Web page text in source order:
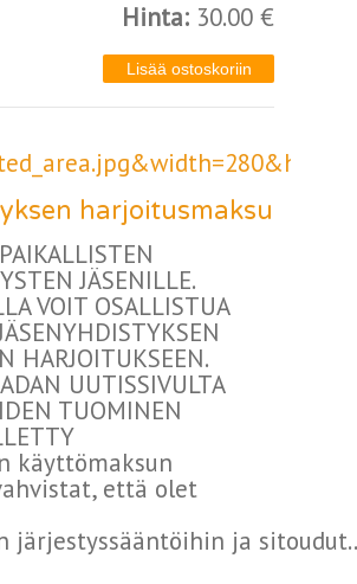
Hinta: 30.00 €
harjoitusmaksu
JÄSENILLE.
VOIT OSALLISTUA
HARJOITUKSEEN.
UUTISSIVULTA
TUOMINEN
käyttömaksun
että olet
järjestyssääntöihin ja sitoudut..